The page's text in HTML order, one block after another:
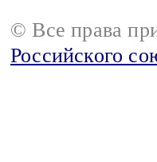
© Все права
Российского